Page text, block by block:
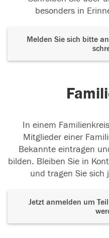
besonders in
Melden Sie sich bitte
In einem
Mitglieder einer
Bekannte eintragen
bilden. Bleiben Sie in
und tragen Sie sich
Jetzt anmelden um